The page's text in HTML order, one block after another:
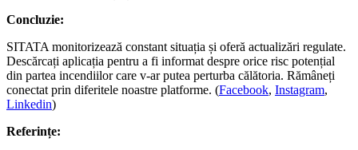
Concluzie:
SITATA monitorizează constant situația și oferă actualizări regulate.
Descărcați aplicația pentru a fi informat despre orice risc potențial
din partea incendiilor care v-ar putea perturba călătoria. Rămâneți
conectat prin diferitele noastre platforme. (Facebook, Instagram,
Linkedin)
Referințe: